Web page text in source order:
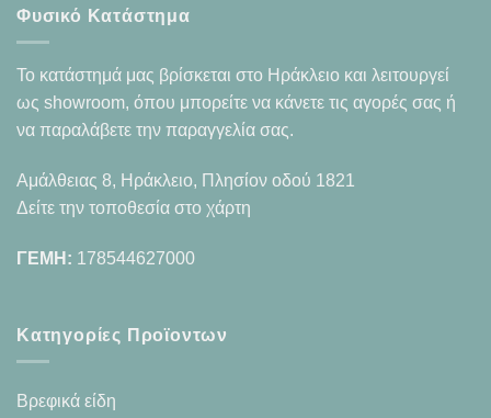
Φυσικό Κατάστημα
Το κατάστημά μας βρίσκεται στο Ηράκλειο και λειτουργεί
ως showroom, όπου μπορείτε να κάνετε τις αγορές σας ή
να παραλάβετε την παραγγελία σας.
Αμάλθειας 8, Ηράκλειο, Πλησίον οδού 1821
Δείτε την τοποθεσία στο χάρτη
ΓΕΜΗ: 178544627000
Κατηγορίες Προϊοντων
Βρεφικά είδη